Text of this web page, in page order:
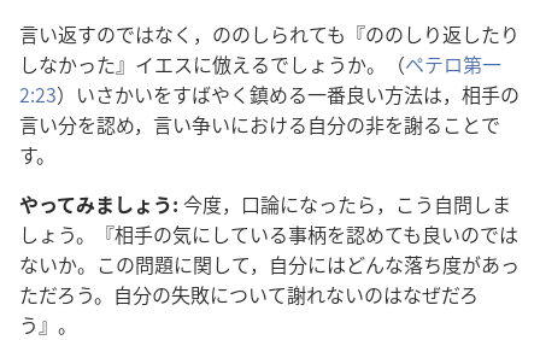
言い返すのではなく，ののしられても『ののしり返したり
しなかった』イエスに倣えるでしょうか。（ペテロ第一
2:23）いさかいをすばやく鎮める一番良い方法は，相手の
言い分を認め，言い争いにおける自分の非を謝ることで
す。
やってみましょう: 今度，口論になったら，こう自問しま
しょう。『相手の気にしている事柄を認めても良いのでは
ないか。この問題に関して，自分にはどんな落ち度があっ
ただろう。自分の失敗について謝れないのはなぜだろ
う』。